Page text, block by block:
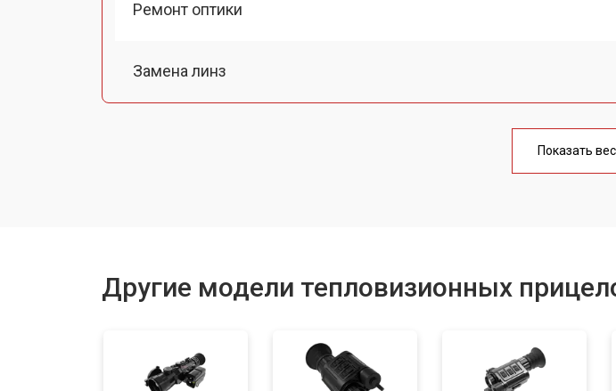
Ремонт оптики
Замена линз
Показать
Другие модели тепловизионных